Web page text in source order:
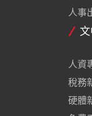
人事
人資
稅務
硬體